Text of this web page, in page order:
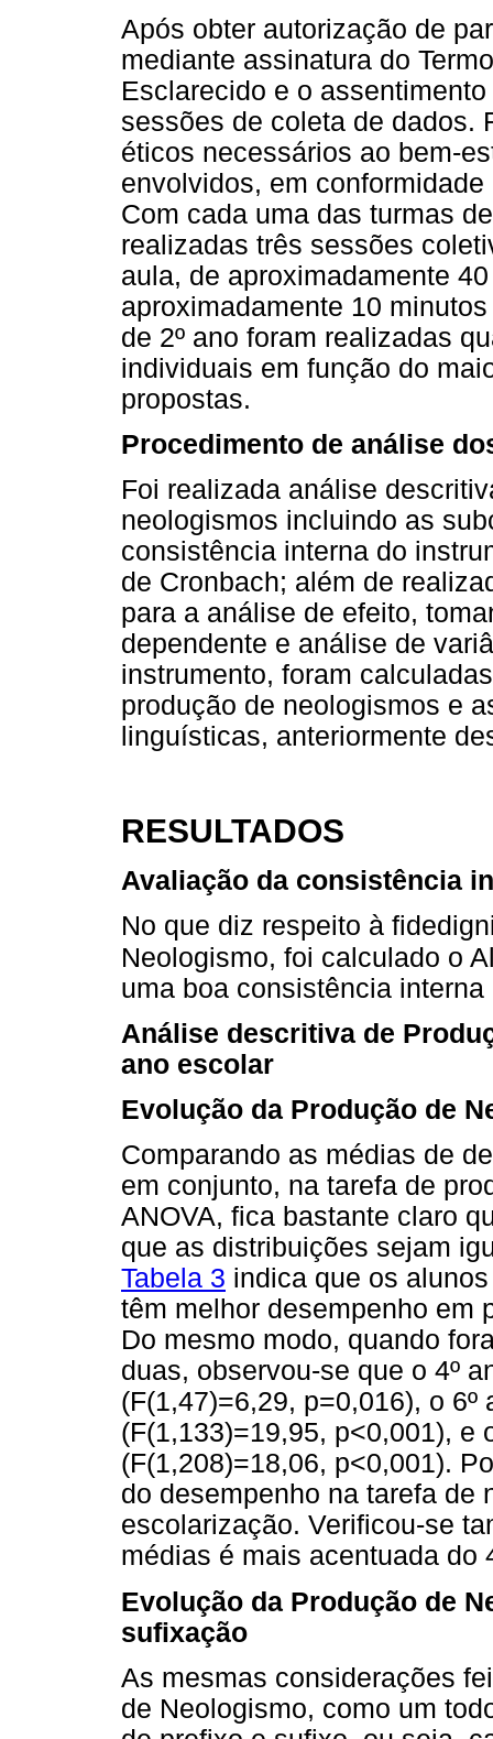
Após obter autorização de
mediante assinatura do
Esclarecido e o
sessões de coleta de dados.
éticos necessários ao bem-
envolvidos, em
Com cada uma das turmas
realizadas três sessões
aula, de aproximadamente
aproximadamente 10
de 2º ano foram realizadas
individuais em função do
propostas.
Procedimento de análise
Foi realizada análise
neologismos incluindo as
consistência interna do
de Cronbach; além de
para a análise de efeito,
dependente e análise de
instrumento, foram
produção de neologismos e
linguísticas, anteriormente
RESULTADOS
Avaliação da consistência
No que diz respeito à
Neologismo, foi calculado o
uma boa consistência
Análise descritiva de
ano escolar
Evolução da Produção de
Comparando as médias de
em conjunto, na tarefa de
ANOVA, fica bastante claro
que as distribuições sejam
Tabela 3 indica que os
têm melhor desempenho em
Do mesmo modo, quando
duas, observou-se que o 4º
(F(1,47)=6,29, p=0,016), o
(F(1,133)=19,95, p<0,001), e
(F(1,208)=18,06, p<0,001).
do desempenho na tarefa de
escolarização. Verificou-se
médias é mais acentuada do
Evolução da Produção de
sufixação
As mesmas considerações
de Neologismo, como um